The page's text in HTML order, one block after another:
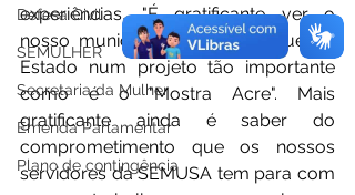
Defesa Civil
SEMULHER
Secretaria da Mulher
Emenda Parlamentar
Plano de contingência
experiências. "É gratificante ver o
nosso município sendo destaque no
Estado num projeto tão importante
como é o "Mostra Acre". Mais
gratificante ainda é saber do
comprometimento que os nossos
servidores da SEMUSA tem para com